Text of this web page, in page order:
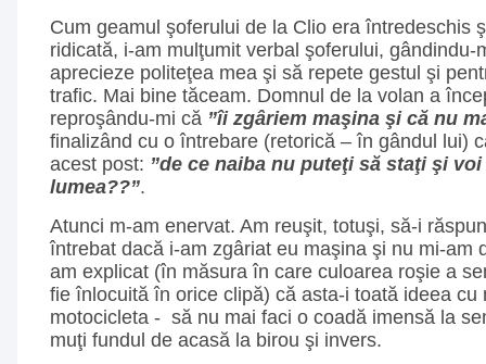
Cum geamul şoferului de la Clio era întredeschis
ridicată, i-am mulţumit verbal şoferului, gândindu-
aprecieze politeţea mea şi să repete gestul şi
trafic. Mai bine tăceam. Domnul de la volan a
reproşându-mi că ”îi zgâriem maşina şi că nu
finalizând cu o întrebare (retorică – în gândul lui)
acest post: ”de ce naiba nu puteţi să staţi şi
lumea??”.
Atunci m-am enervat. Am reuşit, totuşi, să-i
întrebat dacă i-am zgâriat eu maşina şi nu mi-am
am explicat (în măsura în care culoarea roşie a
fie înlocuită în orice clipă) că asta-i toată ideea cu
motocicleta - să nu mai faci o coadă imensă la
muţi fundul de acasă la birou şi invers.